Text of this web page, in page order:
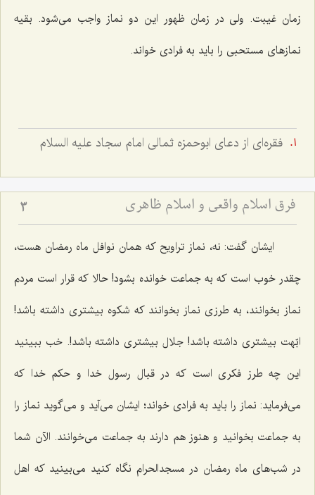
زمان غیبت. ولی در زمان ظهور این دو نماز واجب می‌شود. بقیه
نمازهای مستحبی را باید به فرادی خواند.
فقره‌اى از دعاى ابوحمزه ثمالى امام سجاد عليه السلام
فرق اسلام واقعی و اسلام ظاهری 3
ایشان گفت: نه، نماز تراویح که همان نوافل ماه رمضان هست،
چقدر خوب است که به جماعت خوانده بشود! حالا که قرار است مردم
نماز بخوانند، به طرزی نماز بخوانند که شکوه بیشتری داشته باشد!
ابّهت بیشتری داشته باشد! جلال بیشتری داشته باشد!. خب ببینید
این چه طرز فکری است که در قبال رسول خدا و حکم خدا که
می‌فرماید: نماز را باید به فرادی خواند؛ ایشان می‌آید و می‌گوید نماز را
به جماعت بخوانید و هنوز هم دارند به جماعت می‌خوانند. الآن شما
در شب‌های ماه رمضان در مسجدالحرام نگاه کنید می‌بینید که اهل